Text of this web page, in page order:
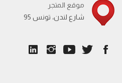
موقع المتجر
95 شارع لندن، تونس